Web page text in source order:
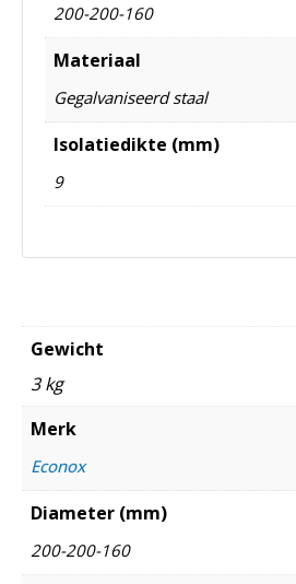
200-200-160
Materiaal
Gegalvaniseerd staal
Isolatiedikte (mm)
9
Gewicht
3 kg
Merk
Econox
Diameter (mm)
200-200-160